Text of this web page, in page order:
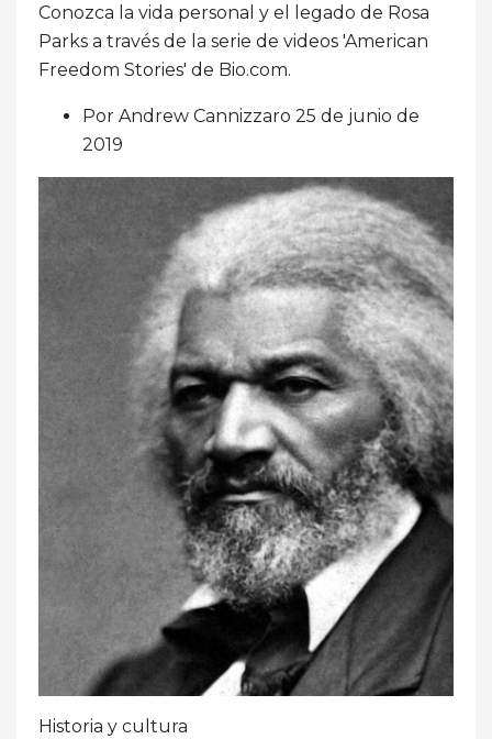
Conozca la vida personal y el legado de Rosa
Parks a través de la serie de videos 'American
Freedom Stories' de Bio.com.
Por Andrew Cannizzaro 25 de junio de
2019
Historia y cultura